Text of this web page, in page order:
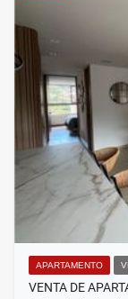
APARTAMENTO
VENTA DE